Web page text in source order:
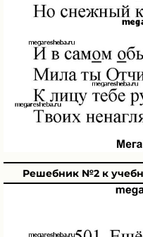
Решебник №2 к